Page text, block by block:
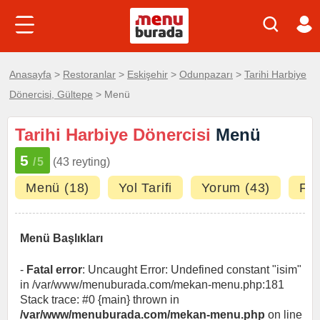
Anasayfa > Restoranlar > Eskişehir > Odunpazarı > Tarihi Harbiye
Dönercisi, Gültepe > Menü
Tarihi Harbiye Dönercisi Menü
5 /5 (43 reyting)
Menü (18) Yol Tarifi Yorum (43)
Menü Başlıkları
- Fatal error: Uncaught Error: Undefined constant "isim"
in /var/www/menuburada.com/mekan-menu.php:181
Stack trace: #0 {main} thrown in
/var/www/menuburada.com/mekan-menu.php on line